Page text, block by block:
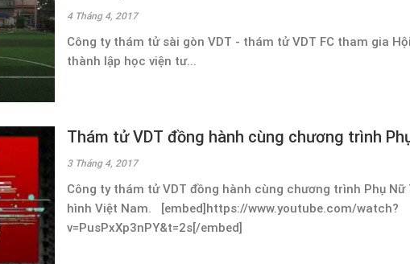
4 Tháng 4, 2017
Công ty thám tử sài gòn VDT - thám tử VDT FC tham gia
thành lập học viện tư...
Thám tử VDT đồng hành cùng chương trình
3 Tháng 4, 2017
Công ty thám tử VDT đồng hành cùng chương trình Phụ
hình Việt Nam. [embed]https://www.youtube.com/watch?
v=PusPxXp3nPY&t=2s[/embed]